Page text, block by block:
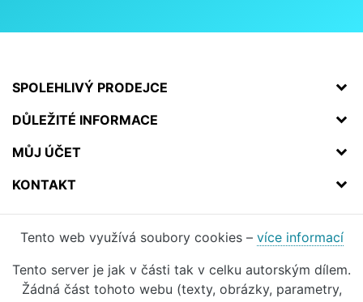
SPOLEHLIVÝ PRODEJCE
DŮLEŽITÉ INFORMACE
MŮJ ÚČET
KONTAKT
Tento web využívá soubory cookies – více informací
Tento server je jak v části tak v celku autorským dílem.
Žádná část tohoto webu (texty, obrázky, parametry,